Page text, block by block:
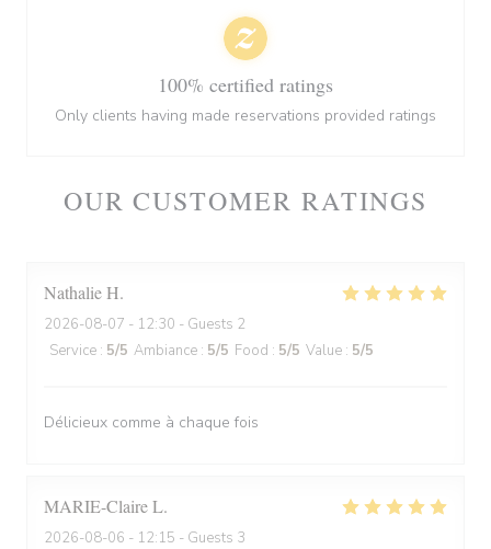
OUR CUSTOMER RATINGS
NathalieH
2026-08-07 - 12:30 - Guests 2
Service : 5/5 Ambiance : 5/5 Food : 5/5 Value : 5/5
Délicieux comme à chaque fois
MARIE-ClaireL
2026-08-06 - 12:15 - Guests 3
100% certified ratings
Only clients having made reservations provided ratings